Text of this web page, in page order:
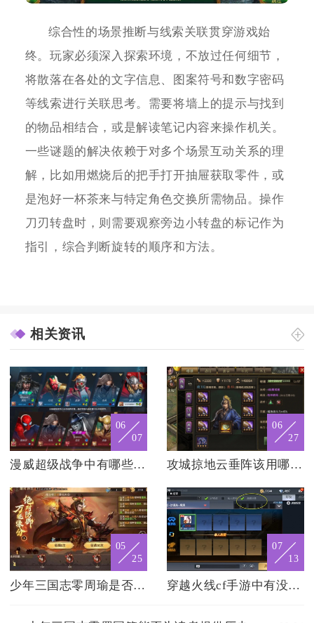
综合性的场景推断与线索关联贯穿游戏始
终。玩家必须深入探索环境，不放过任何细节，
将散落在各处的文字信息、图案符号和数字密码
等线索进行关联思考。需要将墙上的提示与找到
的物品相结合，或是解读笔记内容来操作机关。
一些谜题的解决依赖于对多个场景互动关系的理
解，比如用燃烧后的把手打开抽屉获取零件，或
是泡好一杯茶来与特定角色交换所需物品。操作
刀刃转盘时，则需要观察旁边小转盘的标记作为
指引，综合判断旋转的顺序和方法。
相关资讯
06
07
漫威超级战争中有哪些最美的英雄
06
27
攻城掠地云垂阵该用哪种兵书
05
25
少年三国志零周瑜是否是付费角色
07
13
穿越火线cf手游中有没有攻略指导玩家占领天空神庙